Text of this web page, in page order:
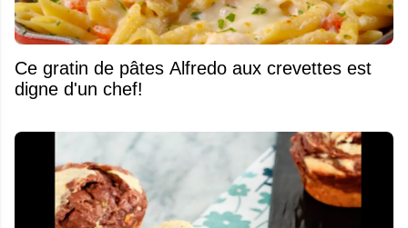
Ce gratin de pâtes Alfredo aux crevettes est
digne d'un chef!